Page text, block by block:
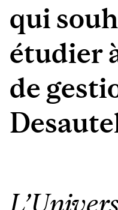
qui
étudier
de